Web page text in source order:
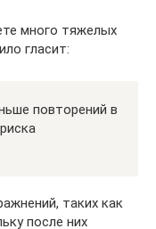
много тяжелых
гласит:
повторений в
таких как
после них